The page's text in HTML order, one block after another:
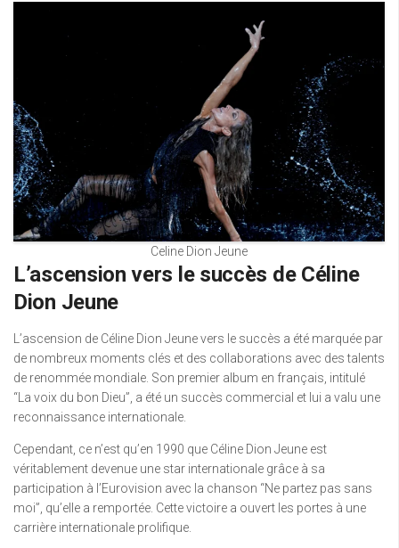
Celine Dion Jeune
L’ascension vers le succès de Céline
Dion Jeune
L’ascension de Céline Dion Jeune vers le succès a été marquée par
de nombreux moments clés et des collaborations avec des talents
de renommée mondiale. Son premier album en français, intitulé
“La voix du bon Dieu”, a été un succès commercial et lui a valu une
reconnaissance internationale.
Cependant, ce n’est qu’en 1990 que Céline Dion Jeune est
véritablement devenue une star internationale grâce à sa
participation à l’Eurovision avec la chanson “Ne partez pas sans
moi”, qu’elle a remportée. Cette victoire a ouvert les portes à une
carrière internationale prolifique.